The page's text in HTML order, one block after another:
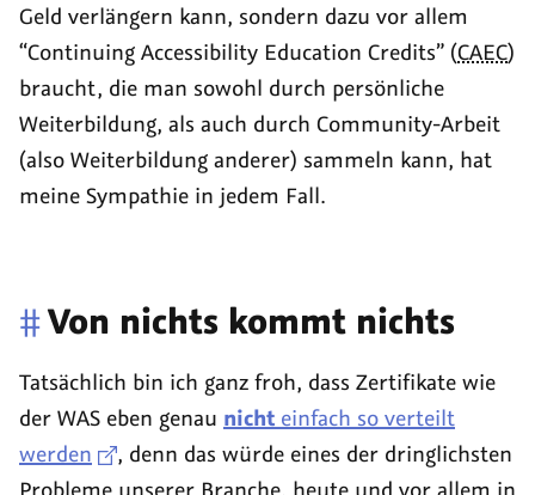
Geld verlängern kann, sondern dazu vor allem
“Continuing Accessibility Education Credits” (CAEC)
braucht, die man sowohl durch persönliche
Weiterbildung, als auch durch Community-Arbeit
(also Weiterbildung anderer) sammeln kann, hat
meine Sympathie in jedem Fall.
#Von nichts kommt nichts
Tatsächlich bin ich ganz froh, dass Zertifikate wie
der WAS eben genau nicht einfach so verteilt
werden
, denn das würde eines der dringlichsten
Probleme unserer Branche, heute und vor allem in